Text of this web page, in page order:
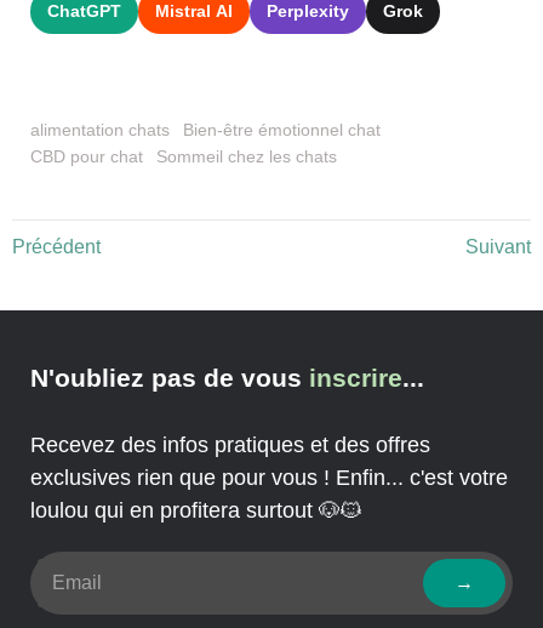
ChatGPT Mistral AI Perplexity Grok
alimentation chats
Bien-être émotionnel chat
CBD pour chat
Sommeil chez les chats
Précédent Suivant
N'oubliez pas de vous inscrire...
Recevez des infos pratiques et des offres
exclusives rien que pour vous ! Enfin... c'est votre
loulou qui en profitera surtout 🐶🐱
→